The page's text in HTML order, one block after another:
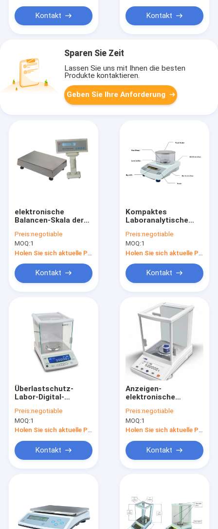
Über uns
Kontakt Kontakt
Sparen Sie Zeit
Lassen Sie uns mit Ihnen die besten
Produkte kontaktieren.
Geben Sie Ihre Anforderung
elektronische
Balancen-Skala der
LCD-Anzeige
Preis:negotiable
MOQ:1
Kontakt
Kompaktes
Laboranalytische
Präzisions-0.001g
Preis:negotiable
MOQ:1
Kontakt
Überlastschutz-
Labor-Digital-
Preis:negotiable
MOQ:1
Holen Sie sich aktuelle Preis
Kontakt
Anzeigen-
elektronische
0.0001g LCD
Preis:negotiable
MOQ:1
Holen Sie sich aktuelle Preis
Kontakt